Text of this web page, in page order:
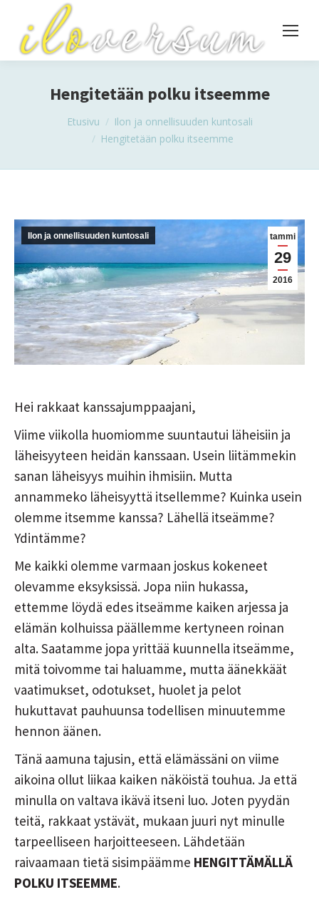
Hengitetään polku itseemme
You are here:
Etusivu
Ilon ja onnellisuuden kuntosali
Hengitetään polku itseemme
tammi
29
2016
Ilon ja onnellisuuden kuntosali
Hei rakkaat kanssajumppaajani,
Viime viikolla huomiomme suuntautui läheisiin ja
läheisyyteen heidän kanssaan. Usein liitämmekin
sanan läheisyys muihin ihmisiin. Mutta
annammeko läheisyyttä itsellemme? Kuinka usein
olemme itsemme kanssa? Lähellä itseämme?
Ydintämme?
Me kaikki olemme varmaan joskus kokeneet
olevamme eksyksissä. Jopa niin hukassa,
ettemme löydä edes itseämme kaiken arjessa ja
elämän kolhuissa päällemme kertyneen roinan
alta. Saatamme jopa yrittää kuunnella itseämme,
mitä toivomme tai haluamme, mutta äänekkäät
vaatimukset, odotukset, huolet ja pelot
hukuttavat pauhuunsa todellisen minuutemme
hennon äänen.
Tänä aamuna tajusin, että elämässäni on viime
aikoina ollut liikaa kaiken näköistä touhua. Ja että
minulla on valtava ikävä itseni luo. Joten pyydän
teitä, rakkaat ystävät, mukaan juuri nyt minulle
tarpeelliseen harjoitteeseen. Lähdetään
raivaamaan tietä sisimpäämme HENGITTÄMÄLLÄ
POLKU ITSEEMME.